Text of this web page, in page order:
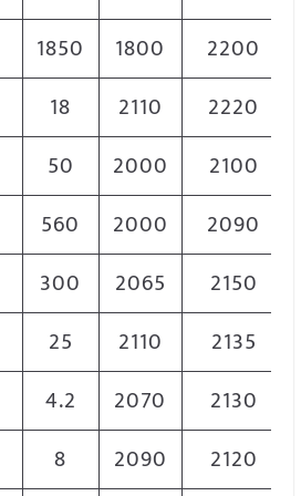
1850 1800 2200
18 2110 2220
50 2000 2100
560 2000 2090
300 2065 2150
25 2110
2135
4.2 2070 2130
8 2090 2120